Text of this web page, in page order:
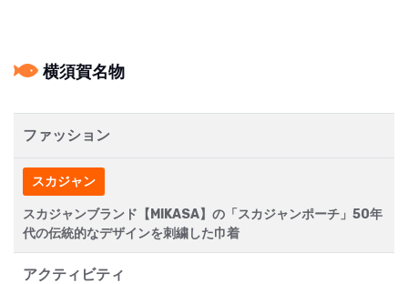
横須賀名物
ファッション
スカジャン
スカジャンブランド【MIKASA】の「スカジャンポーチ」50年
代の伝統的なデザインを刺繍した巾着
アクティビティ